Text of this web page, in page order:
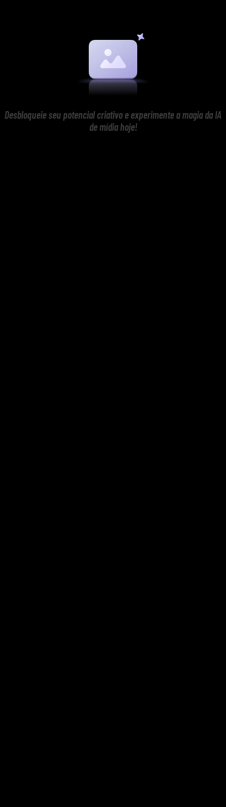
Desbloqueie seu potencial criativo e experimente a magia da IA
de mídia hoje!